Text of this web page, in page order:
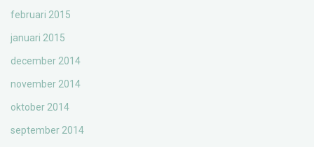
februari 2015
januari 2015
december 2014
november 2014
oktober 2014
september 2014